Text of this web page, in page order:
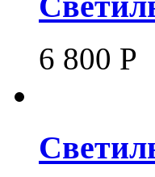
6 800 Р